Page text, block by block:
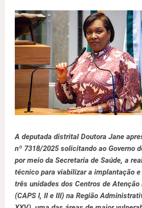
A deputada distrital Doutora Jane
nº 7318/2025 solicitando ao Governo
por meio da Secretaria de Saúde, a
técnico para viabilizar a implantação
três unidades dos Centros de
(CAPS I, II e III) na Região